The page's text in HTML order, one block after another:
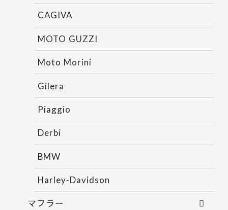
CAGIVA
MOTO GUZZI
Moto Morini
Gilera
Piaggio
Derbi
BMW
Harley-Davidson
マフラー